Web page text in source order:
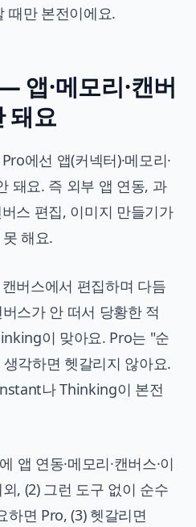
때만 본전이에요.
앱·메모리·캔버
돼요
에선 앱(커넥터)·메모리·
돼요. 즉 외부 앱 연동, 과
스 편집, 이미지 만들기가
해요.
버스에서 편집하며 다듬
스가 안 떠서 당황한 적
이 맞아요. Pro는 "순
각하면 헷갈리지 않아요.
나 Thinking이 본전
앱 연동·메모리·캔버스·이
, (2) 그런 도구 없이 순수
하면 Pro, (3) 헷갈리면